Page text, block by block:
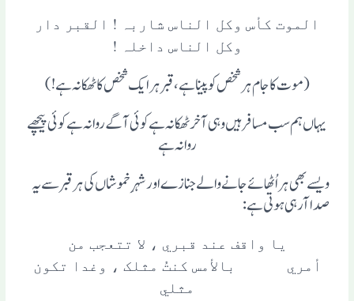
الموت کأس وکل الناس شاربہ ! القبر دار
وکل الناس داخلہ !
(موت کا جام ہر شخص کو پینا ہے، قبرہر ایک شخص کا ٹھکانہ ہے!)
یہاں ہم سب مسافر ہیں وہی آخر ٹھکانہ ہے کوئی آگے روانہ ہے کوئی پیچھے
روانہ ہے
ویسے بھی ہر اُٹھائے جانے والے جنازے اور شہرِ خموشاں کی ہر قبر سے یہ
صدا آرہی ہوتی ہے:
یا واقف عند قبري ، لا تتعجب من
أمري بالأمس کنتُ مثلک ، وغدا تکون
مثلي